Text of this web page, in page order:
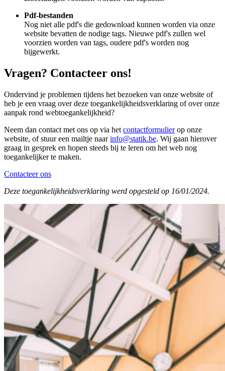
Pdf-bestanden
Nog niet alle pdf's die gedownload kunnen worden via onze
website bevatten de nodige tags. Nieuwe pdf's zullen wel
voorzien worden van tags, oudere pdf's worden nog
bijgewerkt.
Vragen? Contacteer ons!
Ondervind je problemen tijdens het bezoeken van onze website of
heb je een vraag over deze toegankelijkheidsverklaring of over onze
aanpak rond webtoegankelijkheid?
Neem dan contact met ons op via het contactformulierop onze
website, of stuur een mailtje naarinfo@statik.be. Wij gaan hierover
graag in gesprek en hopen steeds bij te leren om het web nog
toegankelijker te maken.
Contacteer ons
Deze toegankelijkheidsverklaring werd opgesteld op 16/01/2024.